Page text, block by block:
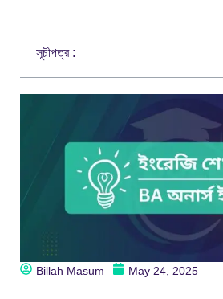
Billah Masum May 24, 2025
সূচীপত্র :